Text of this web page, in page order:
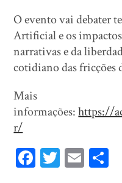
O evento vai debater
Artificial e os
narrativas e da
cotidiano das fricções
Mais
informações:https://
r/
Fa T E